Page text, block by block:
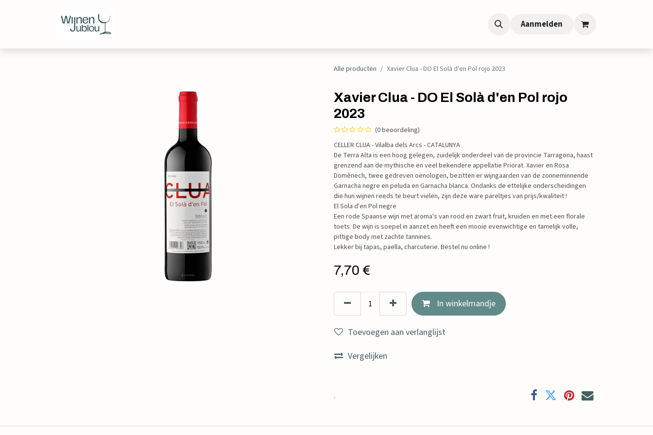
Aanmelden
Alle producten Xavier Clua - DO El Solà d'en Pol rojo 2023
Xavier Clua - DO El Solà d'en Pol rojo
2023
(0 beoordeling)
CELLER CLUA - Vilalba dels Arcs - CATALUNYA
De Terra Alta is een hoog gelegen, zuidelijk onderdeel van de provincie Tarragona, haast
grenzend aan de mythische en veel bekendere appellatie Priorat. Xavier en Rosa
Domènech, twee gedreven oënologen, bezitten er wijngaarden van de zonneminnende
Garnacha negre en peluda en Garnacha blanca. Ondanks de ettelijke onderscheidingen
die hun wijnen reeds te beurt vielen, zijn deze ware pareltjes van prijs/kwaliteit !
El Sola d'en Pol negre
Een rode Spaanse wijn met aroma's van rood en zwart fruit, kruiden en met een florale
toets. De wijn is soepel in aanzet en heeft een mooie evenwichtige en tamelijk volle,
pittige body met zachte tannines.
Lekker bij tapas, paella, charcuterie. Bestel nu online !
7,70 €
In winkelmandje
Toevoegen aan verlanglijst
Vergelijken
.